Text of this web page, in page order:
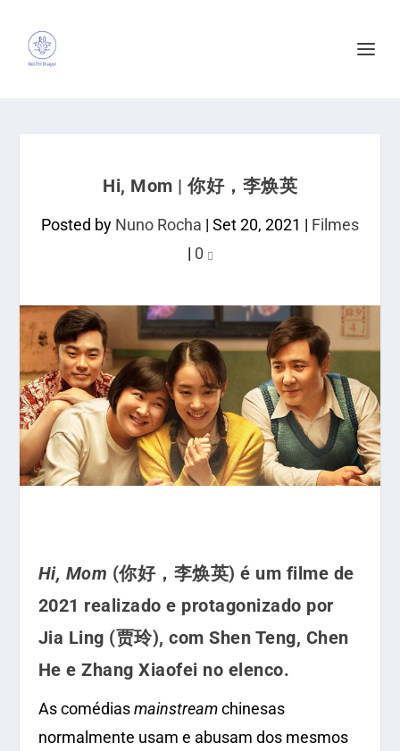
Hi, Mom | 你好，李焕英
Posted by Nuno Rocha | Set 20, 2021 | Filmes
| 0
Hi, Mom (你好，李焕英) é um filme de
2021 realizado e protagonizado por
Jia Ling (贾玲), com Shen Teng, Chen
He e Zhang Xiaofei no elenco.
As comédiasmainstreamchinesas
normalmente usam e abusam dos mesmos